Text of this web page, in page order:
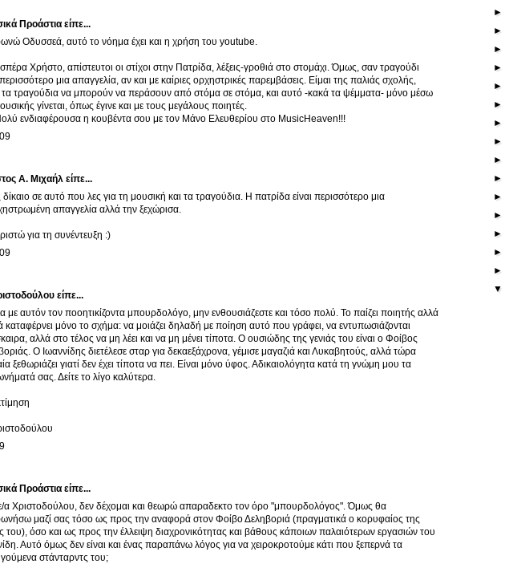
Προάστια είπε...
Οδυσσεά, αυτό το νόημα έχει και η χρήση του youtube.
Χρήστο, απίστευτοι οι στίχοι στην Πατρίδα, λέξεις-γροθιά στο στομάχι. Όμως, σαν τραγούδι
περισσότερο μια απαγγελία, αν και με καίριες ορχηστρικές παρεμβάσεις. Είμαι της παλιάς σχολής,
τραγούδια να μπορούν να περάσουν από στόμα σε στόμα, και αυτό -κακά τα ψέμματα- μόνο μέσω
γίνεται, όπως έγινε και με τους μεγάλους ποιητές.
ενδιαφέρουσα η κουβέντα σου με τον Μάνο Ελευθερίου στο MusicHeaven!!!
Α. Μιχαήλ είπε...
δίκαιο σε αυτό που λες για τη μουσική και τα τραγούδια. Η πατρίδα είναι περισσότερο μια
απαγγελία αλλά την ξεχώρισα.
για τη συνέντευξη :)
είπε...
με αυτόν τον ποοητικίζοντα μπουρδολόγο, μην ενθουσιάζεστε και τόσο πολύ. Το παίζει ποιητής αλλά
καταφέρνει μόνο το σχήμα: να μοιάζει δηλαδή με ποίηση αυτό που γράφει, να εντυπωσιάζονται
αλλά στο τέλος να μη λέει και να μη μένει τίποτα. Ο ουσιώδης της γενιάς του είναι ο Φοίβος
Ο Ιωαννίδης διετέλεσε σταρ για δεκαεξάχρονα, γέμισε μαγαζιά και Λυκαβητούς, αλλά τώρα
ξεθωριάζει γιατί δεν έχει τίποτα να πει. Είναι μόνο ύφος. Αδικαιολόγητα κατά τη γνώμη μου τα
σας. Δείτε το λίγο καλύτερα.
Προάστια είπε...
α Χριστοδούλου, δεν δέχομαι και θεωρώ απαραδεκτο τον όρο "μπουρδολόγος". Όμως θα
μαζί σας τόσο ως προς την αναφορά στον Φοίβο Δεληβοριά (πραγματικά ο κορυφαίος της
του), όσο και ως προς την έλλειψη διαχρονικότητας και βάθους κάποιων παλαιότερων εργασιών του
Αυτό όμως δεν είναι και ένας παραπάνω λόγος για να χειροκροτούμε κάτι που ξεπερνά τα
στάνταρντς του;
►
►
►
►
►
►
►
►
►
►
►
►
►
►
►
▼